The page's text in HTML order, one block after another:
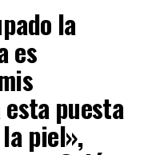
la
es
puesta
piel»,